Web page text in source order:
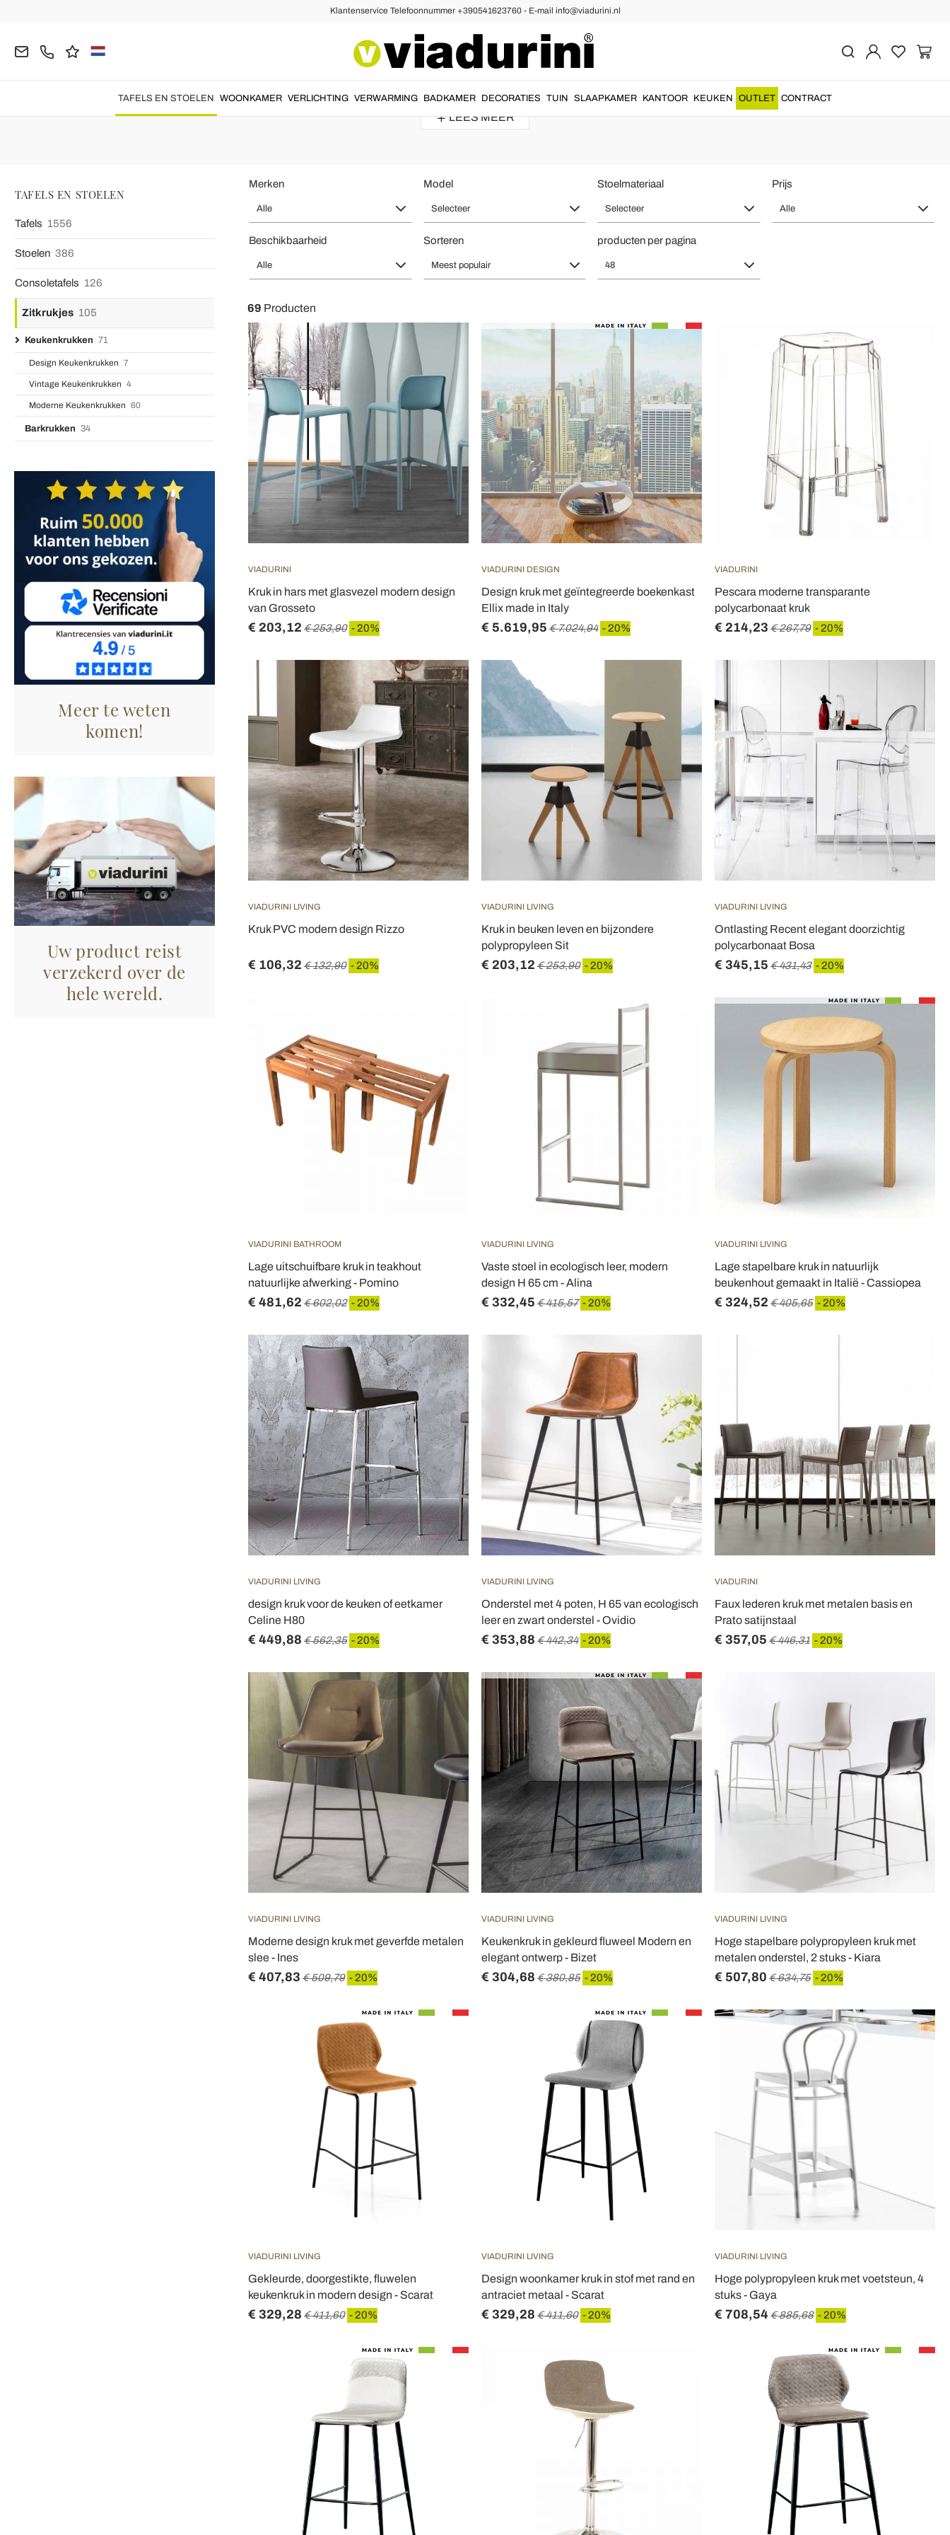
Klantenservice Telefoonnummer +390541623760 - E-mail info@viadurini.nl
TAFELS EN STOELEN WOONKAMER VERLICHTING VERWARMING BADKAMER DECORATIES TUIN SLAAPKAMER KANTOOR KEUKEN OUTLET CONTRACT
Keukenkrukken - Comfort aan tafel is van Made in Italy Design
samen te brengen in een product van het beste
LEES MEER
TAFELS EN STOELEN
Tafels 1556
Stoelen 386
Consoletafels 126
Zitkrukjes 105
Keukenkrukken 71
Design Keukenkrukken 7
Vintage Keukenkrukken 4
Moderne Keukenkrukken 60
Barkrukken 34
Meer te weten
komen!
Uw product reist
verzekerd over de
hele wereld.
Merken
Alle
Model
Selecteer
Stoelmateriaal
Selecteer
Prijs
Alle
Beschikbaarheid
Alle
Sorteren
Meest populair
producten per pagina
48
69 Producten
VIADURINI
Kruk in hars met glasvezel modern design
van Grosseto
€ 203,12 € 253,90 - 20%
VIADURINI DESIGN
Design kruk met geïntegreerde boekenkast
Ellix made in Italy
€ 5.619,95 € 7.024,94 - 20%
VIADURINI
Pescara moderne transparante
polycarbonaat kruk
€ 214,23 € 267,79 - 20%
VIADURINI LIVING
Kruk PVC modern design Rizzo
€ 106,32 € 132,90 - 20%
VIADURINI LIVING
Kruk in beuken leven en bijzondere
polypropyleen Sit
€ 203,12 € 253,90 - 20%
VIADURINI LIVING
Ontlasting Recent elegant doorzichtig
polycarbonaat Bosa
€ 345,15 € 431,43 - 20%
VIADURINI BATHROOM
Lage uitschuifbare kruk in teakhout
natuurlijke afwerking - Pomino
€ 481,62 € 602,02 - 20%
VIADURINI LIVING
Vaste stoel in ecologisch leer, modern
design H 65 cm - Alina
€ 332,45 € 415,57 - 20%
VIADURINI LIVING
Lage stapelbare kruk in natuurlijk
beukenhout gemaakt in Italië - Cassiopea
€ 324,52 € 405,65 - 20%
VIADURINI LIVING
design kruk voor de keuken of eetkamer
Celine H80
€ 449,88 € 562,35 - 20%
VIADURINI LIVING
Onderstel met 4 poten, H 65 van ecologisch
leer en zwart onderstel - Ovidio
€ 353,88 € 442,34 - 20%
VIADURINI
Faux lederen kruk met metalen basis en
Prato satijnstaal
€ 357,05 € 446,31 - 20%
VIADURINI LIVING
Moderne design kruk met geverfde metalen
slee - Ines
€ 407,83 € 509,79 - 20%
VIADURINI LIVING
Keukenkruk in gekleurd fluweel Modern en
elegant ontwerp - Bizet
€ 304,68 € 380,85 - 20%
VIADURINI LIVING
Hoge stapelbare polypropyleen kruk met
metalen onderstel, 2 stuks - Kiara
€ 507,80 € 634,75 - 20%
VIADURINI LIVING
Gekleurde, doorgestikte, fluwelen
keukenkruk in modern design - Scarat
€ 329,28 € 411,60 - 20%
VIADURINI LIVING
Design woonkamer kruk in stof met rand en
antraciet metaal - Scarat
€ 329,28 € 411,60 - 20%
VIADURINI LIVING
Hoge polypropyleen kruk met voetsteun, 4
stuks - Gaya
€ 708,54€ 885,68 - 20%